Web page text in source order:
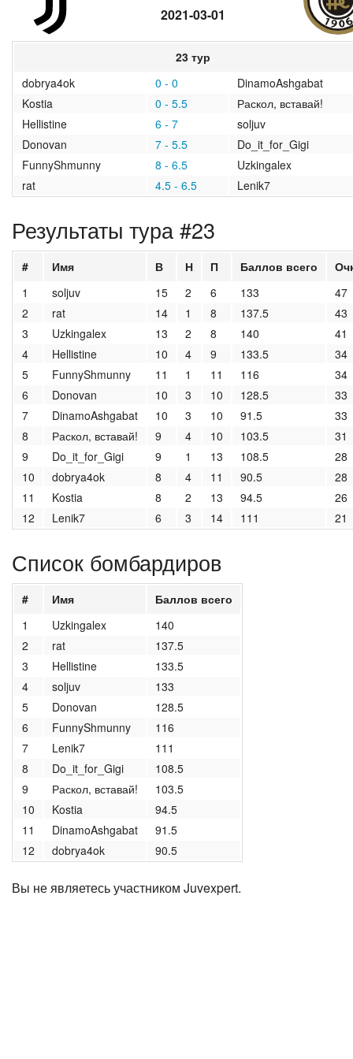
2018/2019
2017/2018
2015/2016
2013/2014
2012/2013
архив новостей
2021-03-01
23 тур
dobrya4ok
0 - 0
DinamoAshgabat
Kostia
0 - 5.5
Раскол, вставай!
Hellistine
6 - 7
soljuv
Donovan
7 - 5.5
Do_it_for_Gigi
FunnyShmunny
8 - 6.5
Uzkingalex
rat
4.5 - 6.5 Lenik7
Результаты тура #23
# Имя В Н П Баллов всего
1
soljuv 15 2 6 133
47
2
rat 14 1 8 137.5
43
3
Uzkingalex 13 2 8 140
41
4
Hellistine 10 4 9 133.5
34
5
FunnyShmunny 11 1 11 116
34
6
Donovan 10 3 10 128.5
33
7
DinamoAshgabat 10 3 10 91.5
33
8
Раскол, вставай! 9 4 10 103.5
31
9
Do_it_for_Gigi 9 1 13 108.5
28
10
dobrya4ok 8 4 11 90.5
28
11
Kostia 8 2 13 94.5
26
12
Lenik7 6 3 14 111 21
Список бомбардиров
# Имя
Баллов всего
1
Uzkingalex
140
2
rat
137.5
3
Hellistine
133.5
4
soljuv
133
5
Donovan
128.5
6
FunnyShmunny
116
7
Lenik7
111
8
Do_it_for_Gigi
108.5
9
Раскол, вставай!
103.5
10
Kostia
94.5
11
DinamoAshgabat
91.5
12
dobrya4ok 90.5
Вы не являетесь участником Juvexpert.